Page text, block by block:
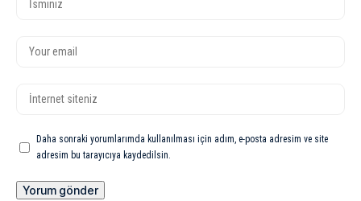
Daha sonraki yorumlarımda kullanılması için adım, e-posta adresim ve site
adresim bu tarayıcıya kaydedilsin.